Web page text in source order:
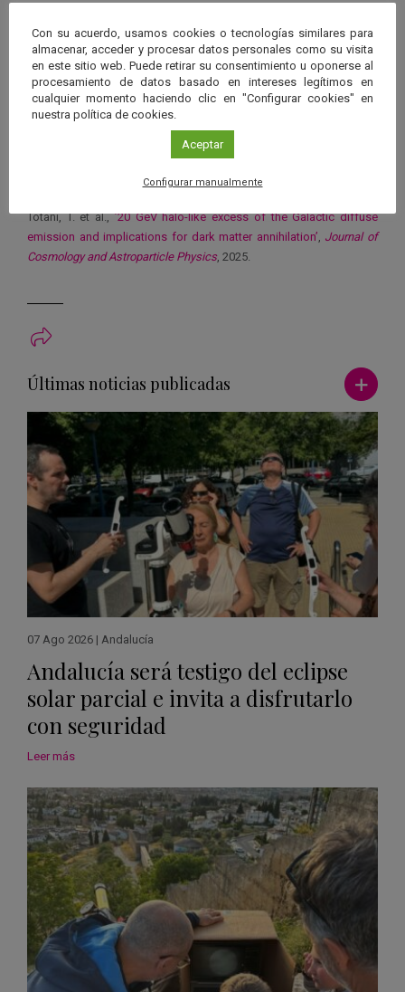
constituye una prueba de detección de materia oscura. Para salir
de dudas, será necesario acumular más datos y comprobar si la
misma señal se reproduce en otras regiones con alta densidad de
materia oscura, como las galaxias enanas del halo de la Vía Láctea.
Solo entonces podrá evaluarse si el exceso hallado por Totani es
realmente la huella de las escurridizas partículas WIMP o
un fenómeno astrofísico aún no modelizado adecuadamente.
Totani, T. et al.,’20 GeV halo-like excess of the Galactic diffuse
emission and implications for dark matter annihilation’, Journal of
Cosmology and Astroparticle Physics, 2025.
Últimas noticias publicadas Ver más
07 Ago 2026 | Andalucía
Andalucía será testigo del eclipse
solar parcial e invita a disfrutarlo
con seguridad
Leer más
Con su acuerdo, usamos cookies o tecnologías similares para
almacenar, acceder y procesar datos personales como su visita
en este sitio web. Puede retirar su consentimiento u oponerse al
procesamiento de datos basado en intereses legítimos en
cualquier momento haciendo clic en "Configurar cookies" en
nuestra política de cookies.
Aceptar
Configurar manualmente